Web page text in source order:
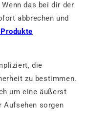
das bei dir der
abbrechen und
die
zu bestimmen.
um eine äußerst
Aufsehen sorgen